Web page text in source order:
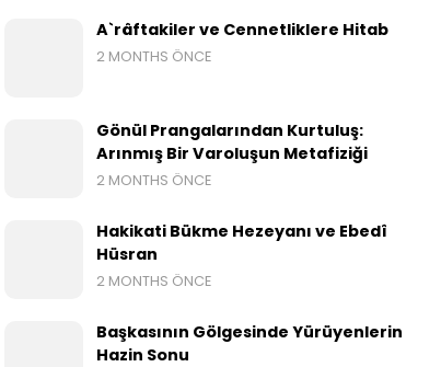
A`râftakiler ve Cennetliklere Hitab
2 MONTHS ÖNCE
Gönül Prangalarından Kurtuluş:
Arınmış Bir Varoluşun Metafiziği
2 MONTHS ÖNCE
Hakikati Bükme Hezeyanı ve Ebedî
Hüsran
2 MONTHS ÖNCE
Başkasının Gölgesinde Yürüyenlerin
Hazin Sonu